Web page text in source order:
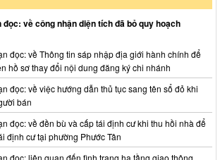
đọc: về công nhận diện tích đã bỏ quy hoạch
đọc: về Thông tin sáp nhập địa giới hành chính để
hồ sơ thay đổi nội dung đăng ký chi nhánh
đọc: về việc hướng dẫn thủ tục sang tên sổ đỏ khi
bán
đọc: về đền bù và cấp tái định cư khi thu hồi nhà để
định cư tại phường Phước Tân
đọc: liên quan đến tình trạng hạ tầng giao thông